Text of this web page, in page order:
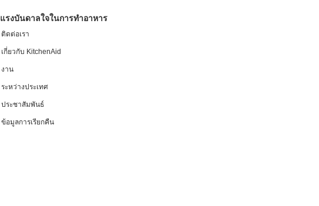
แรงบันดาลใจในการทำอาหาร
ติดต่อเรา
เกี่ยวกับ KitchenAid
งาน
ระหว่างประเทศ
ประชาสัมพันธ์
ข้อมูลการเรียกคืน